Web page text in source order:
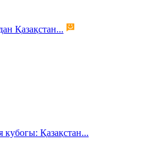
Қазақстан...
кубогы: Қазақстан...